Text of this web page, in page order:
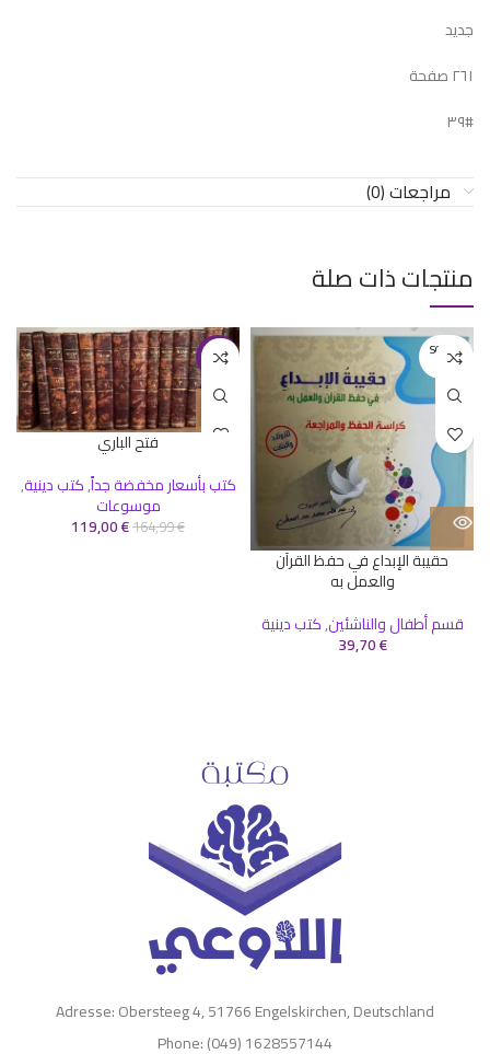
جديد
٢٦١ صفحة
#٣٩
مراجعات (0)
منتجات ذات صلة
SOLD O
UT
حقيبة الإبداع في حفظ القرآن
والعمل به
قسم أطفال والناشئين,كتب دينية
39,70€
-28%
فتح الباري
كتب بأسعار مخفضة جداً,كتب دينية,
موسوعات
164,99€
119,00€
Adresse: Obersteeg 4, 51766 Engelskirchen, Deutschland
Phone: (049) 1628557144